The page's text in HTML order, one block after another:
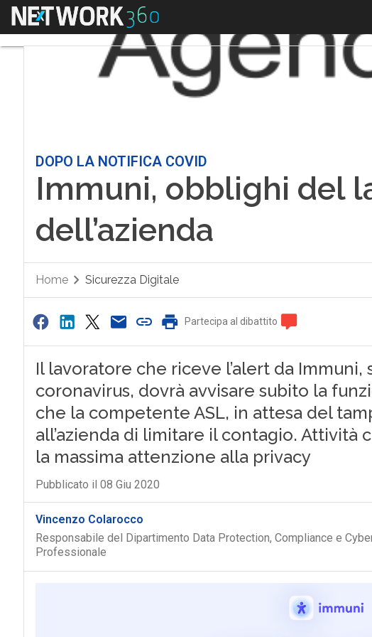
Menu
DOPO LA NOTIFICA COVID
Immuni, obblighi del
dell’azienda
Home Sicurezza Digitale
Partecipa al dibattito
Il lavoratore che riceve l’alert da
coronavirus, dovrà avvisare subito la
che la competente ASL, in attesa del
all’azienda di limitare il contagio. Attività
la massima attenzione alla privacy
Pubblicato il 08 Giu 2020
Vincenzo Colarocco
Responsabile del Dipartimento Data Protection, Compliance e
Professionale